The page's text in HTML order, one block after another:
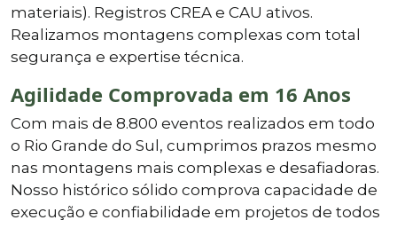
materiais). Registros CREA e CAU ativos.
Realizamos montagens complexas com total
segurança e expertise técnica.
Agilidade Comprovada em 16 Anos
Com mais de 8.800 eventos realizados em todo
o Rio Grande do Sul, cumprimos prazos mesmo
nas montagens mais complexas e desafiadoras.
Nosso histórico sólido comprova capacidade de
execução e confiabilidade em projetos de todos